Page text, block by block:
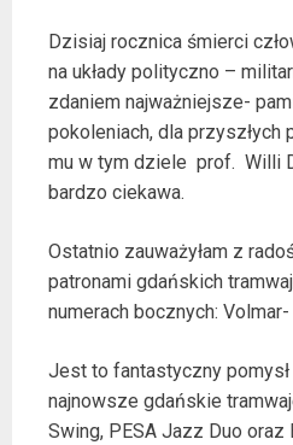
Dzisiaj rocznica śmierci
na układy polityczno –
zdaniem najważniejsze-
pokoleniach, dla przyszłych
mu w tym dziele prof. Willi
bardzo ciekawa.
Ostatnio zauważyłam z
patronami gdańskich
numerach bocznych:
Jest to fantastyczny
najnowsze gdańskie
Swing, PESA Jazz Duo